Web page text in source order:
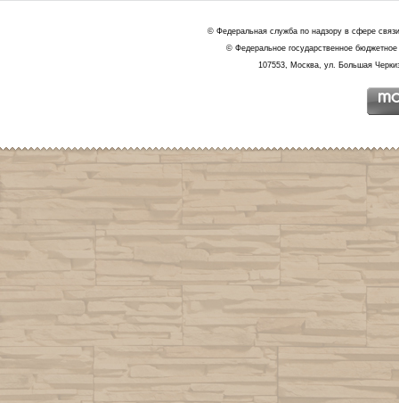
© Федеральная служба по надзору в сфере
© Федеральное государственное
107553, Москва, ул. Большая